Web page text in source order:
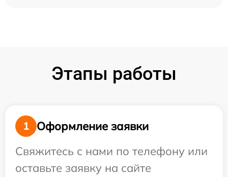
Этапы работы
1
Оформление заявки
Свяжитесь с нами по телефону или
оставьте заявку на сайте